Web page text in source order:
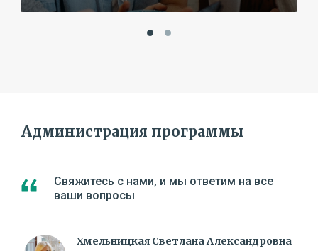
Администрация программы
Свяжитесь с нами, и мы ответим на все
ваши вопросы
Хмельницкая Светлана Александровна